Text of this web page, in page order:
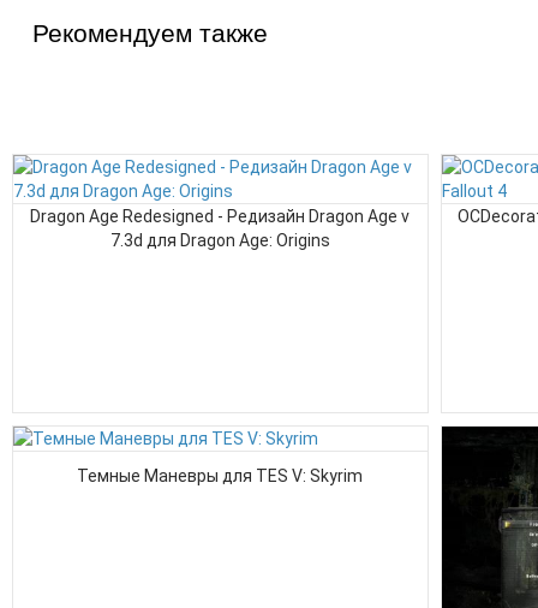
Рекомендуем также
Dragon Age Redesigned - Редизайн Dragon Age v
7.3d для Dragon Age: Origins
Темные Маневры для TES V: Skyrim